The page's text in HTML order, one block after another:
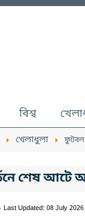
বিশ্ব
খেলাধুলা ফুটবল
শেষ আটে
Last Updated: 08 July 2026